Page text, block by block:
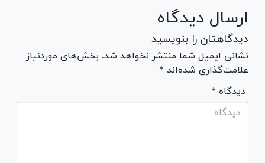
ارسال دیدگاه
دیدگاهتان را بنویسید
نشانی ایمیل شما منتشر نخواهد شد. بخش‌های موردنیاز
علامت‌گذاری شده‌اند *
* دیدگاه